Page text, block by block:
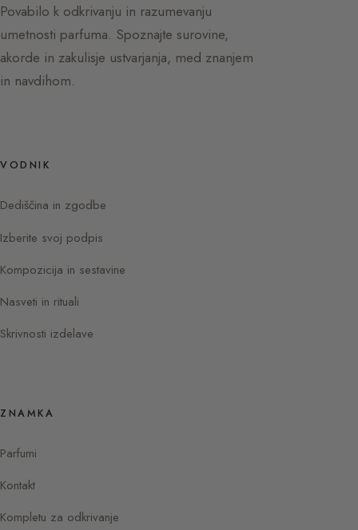
Povabilo k odkrivanju in razumevanju
umetnosti parfuma. Spoznajte surovine,
akorde in zakulisje ustvarjanja, med znanjem
in navdihom.
VODNIK
Dediščina in zgodbe
Izberite svoj podpis
Kompozicija in sestavine
Nasveti in rituali
Skrivnosti izdelave
ZNAMKA
Parfumi
Kontakt
Kompletu za odkrivanje